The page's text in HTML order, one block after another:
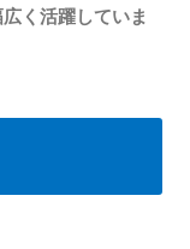
く活躍していま